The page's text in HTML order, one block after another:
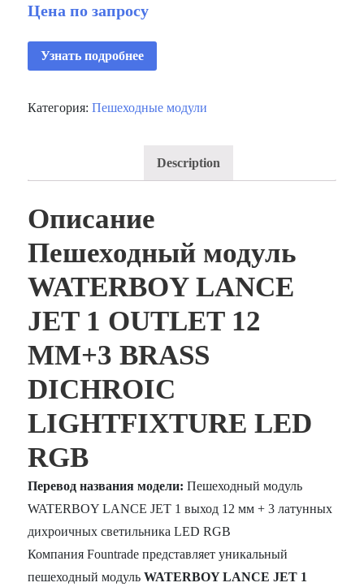
Цена по запросу
Узнать подробнее
Категория:Пешеходные модули
Description
Описание
Пешеходный модуль
WATERBOY LANCE
JET 1 OUTLET 12
MM+3 BRASS
DICHROIC
LIGHTFIXTURE LED
RGB
Перевод названия модели: Пешеходный модуль
WATERBOY LANCE JET 1 выход 12 мм + 3 латунных
дихроичных светильника LED RGB
Компания Fountrade представляет уникальный
пешеходный модульWATERBOY LANCE JET 1